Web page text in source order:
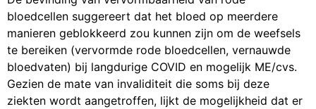
bloedcellen suggereert dat het bloed op meerdere
manieren geblokkeerd zou kunnen zijn om de weefsels
te bereiken (vervormde rode bloedcellen, vernauwde
bloedvaten) bij langdurige COVID en mogelijk ME/cvs.
Gezien de mate van invaliditeit die soms bij deze
ziekten wordt aangetroffen, lijkt de mogelijkheid dat er